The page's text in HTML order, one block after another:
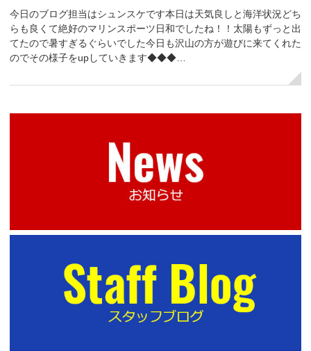
今日のブログ担当はシュンスケです本日は天気良しと海洋状況どち
らも良くて絶好のマリンスポーツ日和でしたね！！太陽もずっと出
てたので暑すぎるぐらいでした今日も沢山の方が遊びに来てくれた
のでその様子をupしていきます◆◆◆…